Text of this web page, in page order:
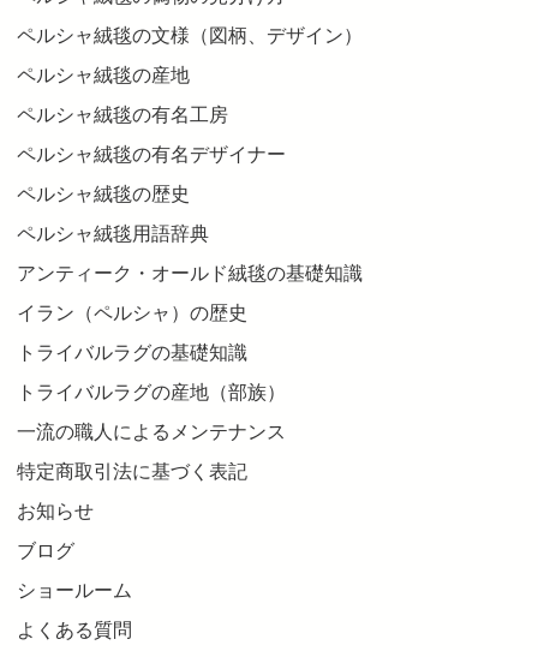
ペルシャ絨毯の文様（図柄、デザイン）
ペルシャ絨毯の産地
ペルシャ絨毯の有名工房
ペルシャ絨毯の有名デザイナー
ペルシャ絨毯の歴史
ペルシャ絨毯用語辞典
アンティーク・オールド絨毯の基礎知識
イラン（ペルシャ）の歴史
トライバルラグの基礎知識
トライバルラグの産地（部族）
一流の職人によるメンテナンス
特定商取引法に基づく表記
お知らせ
ブログ
ショールーム
よくある質問